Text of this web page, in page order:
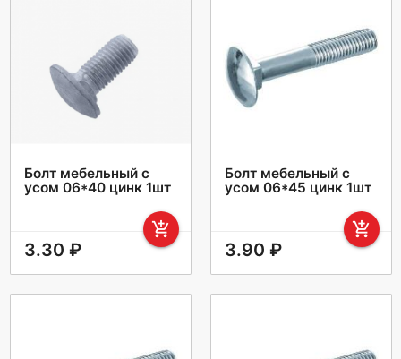
Болт мебельный с
усом 06*40 цинк 1шт
add_shopping_cart
3.30 ₽
Болт мебельный с
усом 06*45 цинк 1шт
add_shopping_cart
3.90 ₽